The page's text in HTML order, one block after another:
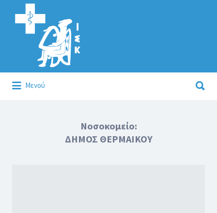
Αναζήτηση
για:
Μενού
για:
Νοσοκομείο:
ΔΗΜΟΣ ΘΕΡΜΑΙΚΟΥ